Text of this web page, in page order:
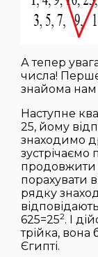
А тепер
числа!
знайома нам
Наступне
25, йому
знаходимо
зустрічаємо
продовжити
порахувати
рядку
625=252. І
трійка,
Єгипті.